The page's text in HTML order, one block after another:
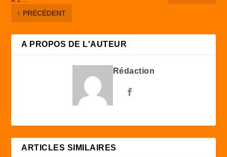
PRÉCÉDENT
A PROPOS DE L'AUTEUR
Rédaction
ARTICLES SIMILAIRES